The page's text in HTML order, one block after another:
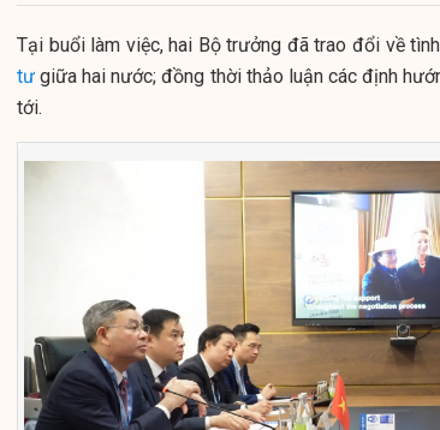
Tại buổi làm việc, hai Bộ trưởng đã trao đổi về
tư giữa hai nước; đồng thời thảo luận các định
tới.